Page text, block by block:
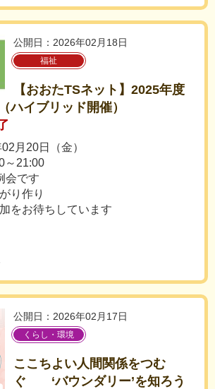
公開日：2026年02月18日
福祉
【おおたTSネット】2025年度
ハイブリッド開催）
月20日（金）
～21:00
会です
り作り
をお待ちしています
公開日：2026年02月17日
くらし・環境
ここちよい人間関係をつむ
ぐ ‘バウンダリー’を知ろう